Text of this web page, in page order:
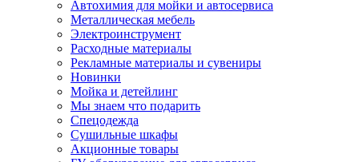
Автохимия для мойки и автосервиса
Металлическая мебель
Электроинструмент
Расходные материалы
Рекламные материалы и сувениры
Новинки
Мойка и детейлинг
Мы знаем что подарить
Спецодежда
Сушильные шкафы
Акционные товары